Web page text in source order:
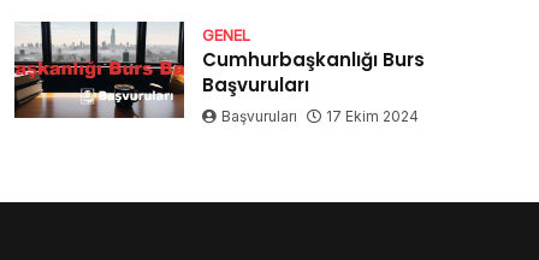
GENEL
Cumhurbaşkanlığı Burs
Başvuruları
Başvuruları 17 Ekim 2024